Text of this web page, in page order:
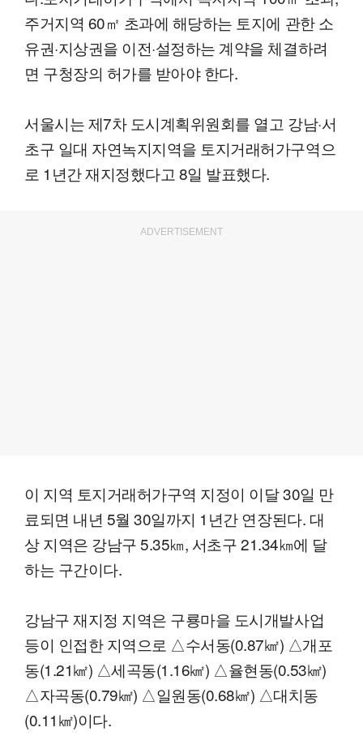
주거지역 60㎡ 초과에 해당하는 토지에 관한 소
유권·지상권을 이전·설정하는 계약을 체결하려
면 구청장의 허가를 받아야 한다.
서울시는 제7차 도시계획위원회를 열고 강남·서
초구 일대 자연녹지지역을 토지거래허가구역으
로 1년간 재지정했다고 8일 발표했다.
ADVERTISEMENT
이 지역 토지거래허가구역 지정이 이달 30일 만
료되면 내년 5월 30일까지 1년간 연장된다. 대
상 지역은 강남구 5.35㎞, 서초구 21.34㎞에 달
하는 구간이다.
강남구 재지정 지역은 구룡마을 도시개발사업
등이 인접한 지역으로 △수서동(0.87㎢) △개포
동(1.21㎢) △세곡동(1.16㎢) △율현동(0.53㎢)
△자곡동(0.79㎢) △일원동(0.68㎢) △대치동
(0.11㎢)이다.